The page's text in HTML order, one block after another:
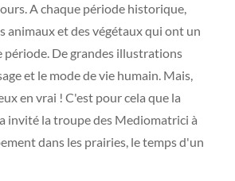
A chaque période historique,
animaux et des végétaux qui ont un
période. De grandes illustrations
et le mode de vie humain. Mais,
en vrai ! C'est pour cela que la
invité la troupe des Mediomatrici à
dans les prairies, le temps d'un